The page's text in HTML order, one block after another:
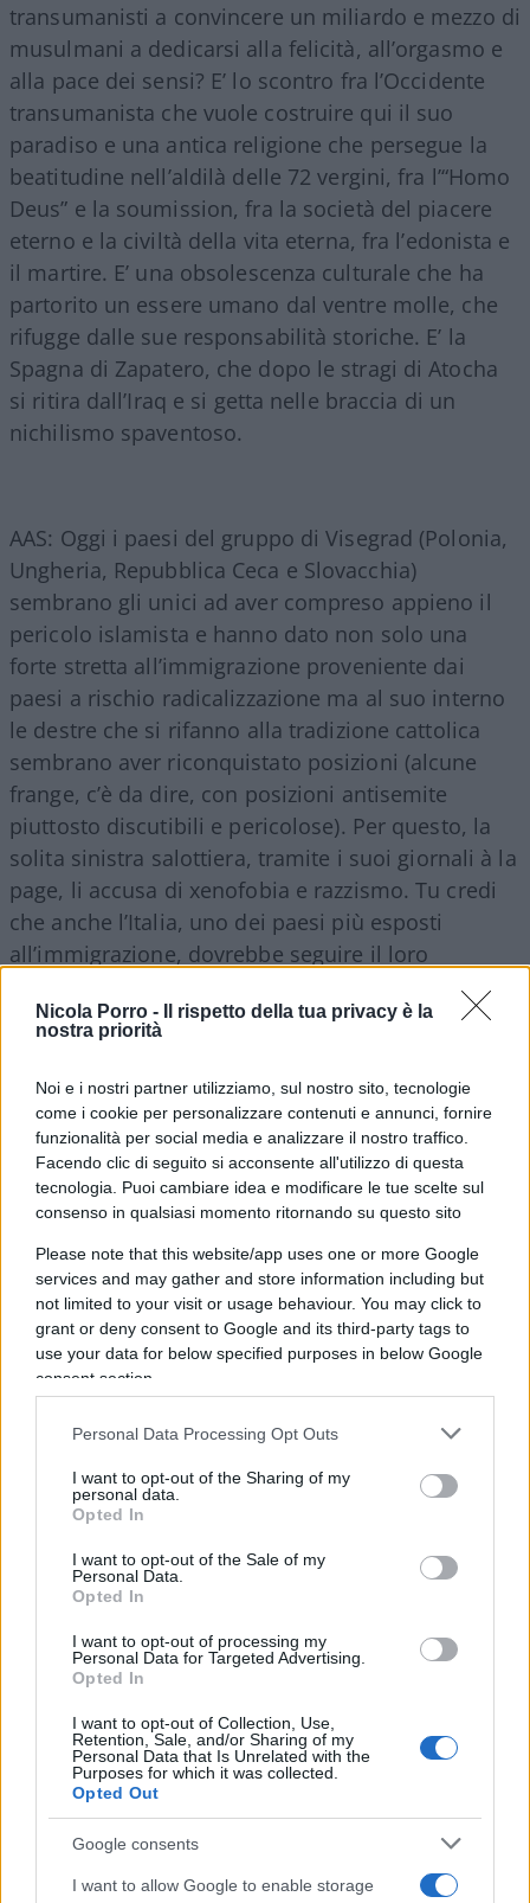
Nicola Porro -
Il rispetto della tua privacy è la
nostra priorità
Noi e i nostri partner utilizziamo, sul nostro sito, tecnologie
come i cookie per personalizzare contenuti e annunci, fornire
funzionalità per social media e analizzare il nostro traffico.
Facendo clic di seguito si acconsente all'utilizzo di questa
tecnologia. Puoi cambiare idea e modificare le tue scelte sul
consenso in qualsiasi momento ritornando su questo sito
Please note that this website/app uses one or more Google
services and may gather and store information including but
not limited to your visit or usage behaviour. You may click to
grant or deny consent to Google and its third-party tags to
use your data for below specified purposes in below Google
consent section.
Personal Data Processing Opt Outs
I want to opt-out of the Sharing of my
personal data.
Opted In
I want to opt-out of the Sale of my
Personal Data.
Opted In
I want to opt-out of processing my
Personal Data for Targeted Advertising.
Opted In
I want to opt-out of Collection, Use,
Retention, Sale, and/or Sharing of my
Personal Data that Is Unrelated with the
Purposes for which it was collected.
Opted Out
Google consents
I want to allow Google to enable storage
transumanisti a convincere un miliardo e mezzo di
musulmani a dedicarsi alla felicità, all’orgasmo e
alla pace dei sensi? E’ lo scontro fra l’Occidente
transumanista che vuole costruire qui il suo
paradiso e una antica religione che persegue la
beatitudine nell’aldilà delle 72 vergini, fra l’“Homo
Deus” e la soumission, fra la società del piacere
eterno e la civiltà della vita eterna, fra l’edonista e
il martire. E’ una obsolescenza culturale che ha
partorito un essere umano dal ventre molle, che
rifugge dalle sue responsabilità storiche. E’ la
Spagna di Zapatero, che dopo le stragi di Atocha
si ritira dall’Iraq e si getta nelle braccia di un
nichilismo spaventoso.
AAS: Oggi i paesi del gruppo di Visegrad (Polonia,
Ungheria, Repubblica Ceca e Slovacchia)
sembrano gli unici ad aver compreso appieno il
pericolo islamista e hanno dato non solo una
forte stretta all’immigrazione proveniente dai
paesi a rischio radicalizzazione ma al suo interno
le destre che si rifanno alla tradizione cattolica
sembrano aver riconquistato posizioni (alcune
frange, c’è da dire, con posizioni antisemite
piuttosto discutibili e pericolose). Per questo, la
solita sinistra salottiera, tramite i suoi giornali à la
page, li accusa di xenofobia e razzismo. Tu credi
che anche l’Italia, uno dei paesi più esposti
all’immigrazione, dovrebbe seguire il loro
sulla riscoperta delle radici e su una certa
sfrontatezza post-comunista allergica al pensiero
unico, ieri di Mosca e oggi di Bruxelles. Non vedo
questi meccanismi in atto in Italia. Noi siamo un
grande bacino di indifferenza. Paradossalmente la
battaglia si gioca nei paesi più islamizzati, come la
Francia, dove ancora resistono sacche di rivolta
intellettuale, nei giornali, nei libri, nella politica,
persino fra i cattolici.
AAS: Mi ha colpito, nell’introduzione,
l’affermazione dell’ex ministro dell’Istruzione
polacca, Ryszard Legutko, che riporto:
delle nuove generazioni; al contrario, le ha chiuse
a un livello difficile da immaginare anche mezzo
secolo fa. La nostra libertà è notevolmente
diminuita ma noi, avendo accettato senza
sia cresciuta. L’uomo nuovo non tollera alcun
dissenso.” Ecco, io sono molto d’accordo su
questo e anche preoccupato. Che mi dici delle
nuove generazioni?